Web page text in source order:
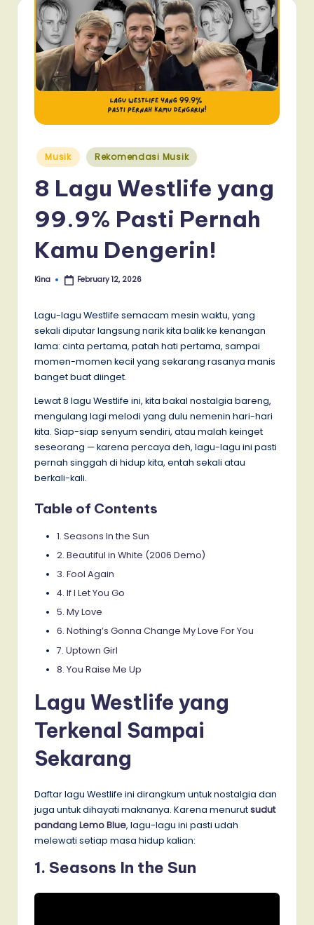
Posted
in
Musik Rekomendasi Musik
8 Lagu Westlife yang
99.9% Pasti Pernah
Kamu Dengerin!
Posted
Kina February 12, 2026
Lagu-lagu Westlife semacam mesin waktu, yang
sekali diputar langsung narik kita balik ke kenangan
lama: cinta pertama, patah hati pertama, sampai
momen-momen kecil yang sekarang rasanya manis
banget buat diinget.
Lewat 8 lagu Westlife ini, kita bakal nostalgia bareng,
mengulang lagi melodi yang dulu nemenin hari-hari
kita. Siap-siap senyum sendiri, atau malah keinget
seseorang — karena percaya deh, lagu-lagu ini pasti
pernah singgah di hidup kita, entah sekali atau
berkali-kali.
Table of Contents
1. Seasons In the Sun
2. Beautiful in White (2006 Demo)
3. Fool Again
4. If I Let You Go
5. My Love
6. Nothing’s Gonna Change My Love For You
7. Uptown Girl
8. You Raise Me Up
Lagu Westlife yang
Terkenal Sampai
Sekarang
Daftar lagu Westlife ini dirangkum untuk nostalgia dan
juga untuk dihayati maknanya. Karena menurutsudut
pandang Lemo Blue, lagu-lagu ini pasti udah
melewati setiap masa hidup kalian:
1. Seasons In the Sun